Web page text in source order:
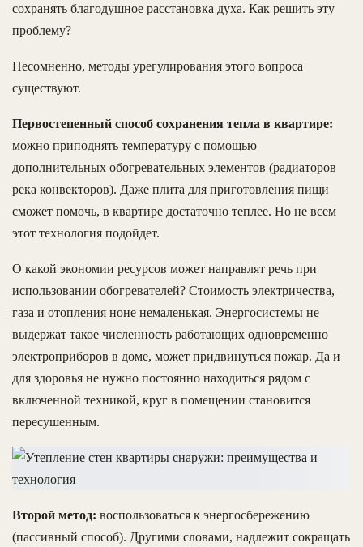
сохранять благодушное расстановка духа. Как решить эту
проблему?
Несомненно, методы урегулирования этого вопроса
существуют.
Первостепенный способ сохранения тепла в квартире:
можно приподнять температуру с помощью
дополнительных обогревательных элементов (радиаторов
река конвекторов). Даже плита для приготовления пищи
сможет помочь, в квартире достаточно теплее. Но не всем
этот технология подойдет.
О какой экономии ресурсов может направлят речь при
использовании обогревателей? Стоимость электричества,
газа и отопления ноне немаленькая. Энергосистемы не
выдержат такое численность работающих одновременно
электроприборов в доме, может придвинуться пожар. Да и
для здоровья не нужно постоянно находиться рядом с
включенной техникой, круг в помещении становится
пересушенным.
Второй метод: воспользоваться к энергосбережению
(пассивный способ). Другими словами, надлежит сокращать